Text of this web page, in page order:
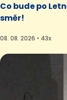
Co bude po
směr!
08. 08. 2026 • 43x